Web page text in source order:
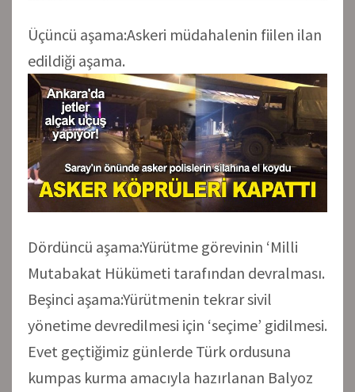
Üçüncü aşama:Askeri müdahalenin fiilen ilan
edildiği aşama.
Dördüncü aşama:Yürütme görevinin ‘Milli
Mutabakat Hükümeti tarafından devralması.
Beşinci aşama:Yürütmenin tekrar sivil
yönetime devredilmesi için ‘seçime’ gidilmesi.
Evet geçtiğimiz günlerde Türk ordusuna
kumpas kurma amacıyla hazırlanan Balyoz